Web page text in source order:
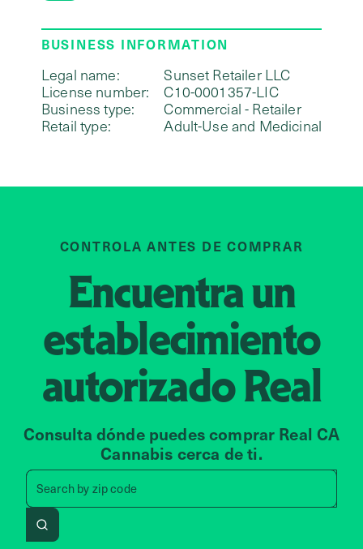
BUSINESS INFORMATION
Legal name:
Sunset Retailer LLC
License number:
C10-0001357-LIC
Business type:
Commercial - Retailer
Retail type:
Adult-Use and Medicinal
CONTROLA ANTES DE COMPRAR
Encuentra un
establecimiento
autorizadoReal
Consulta dónde puedes comprar Real CA
Cannabis cerca de ti.
Search byzip code
Search by zip code, address,
Search